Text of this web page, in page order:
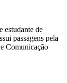
estudante de
passagens pela
Comunicação